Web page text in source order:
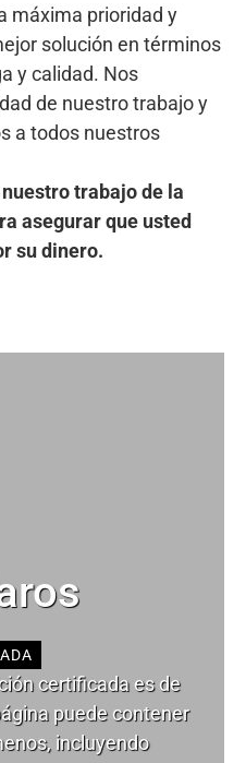
máxima prioridad y
solución en términos
y calidad. Nos
de nuestro trabajo y
a todos nuestros
trabajo de la
asegurar que usted
su dinero.
certificada es de
puede contener
incluyendo